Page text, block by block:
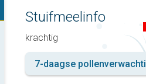
Stuifmeelinfo
krachtig
7-daagse